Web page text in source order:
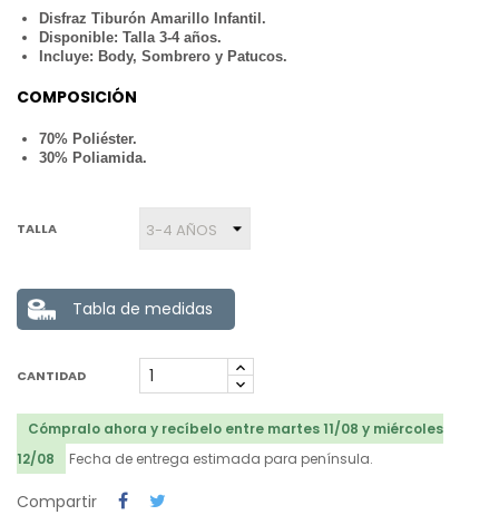
Disfraz Tiburón Amarillo Infantil.
Disponible: Talla 3-4 años.
Incluye: Body, Sombrero y Patucos.
COMPOSICIÓN
70% Poliéster.
30% Poliamida.
TALLA
Tabla de medidas
CANTIDAD
Cómpralo ahora y recíbelo entre martes 11/08 y miércoles
12/08
Fecha de entrega estimada para península.
Compartir